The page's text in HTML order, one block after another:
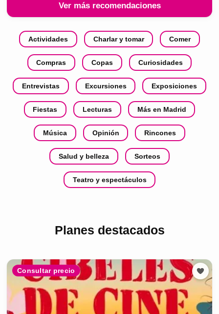
Ver más recomendaciones
Actividades Charlar y tomar Comer
Compras Copas Curiosidades
Entrevistas Excursiones Exposiciones
Fiestas Lecturas Más en Madrid
Música Opinión Rincones
Salud y belleza Sorteos
Teatro y espectáculos
Planes destacados
Consultar precio